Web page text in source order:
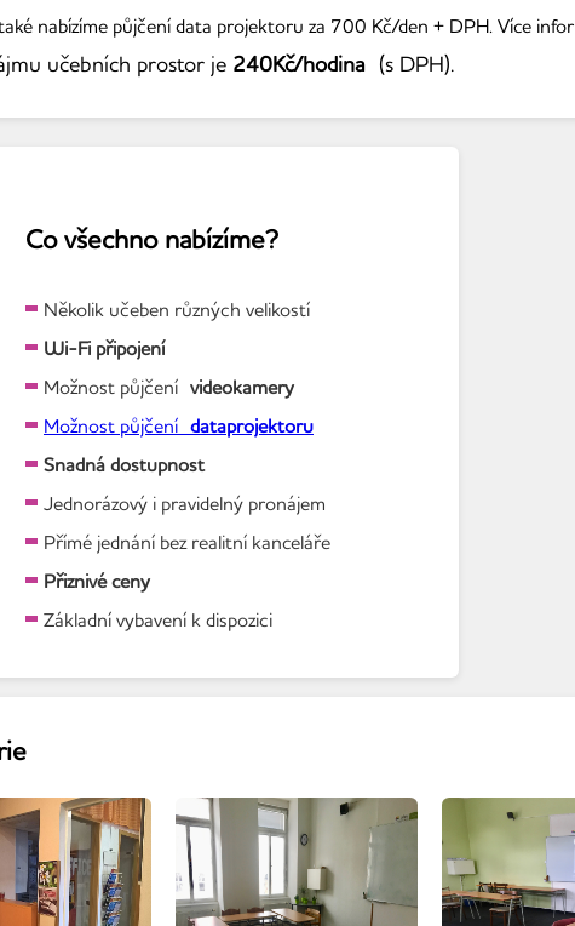
nabízíme půjčení data projektoru za 700 Kč/den + DPH. Více
učebních prostor je 240Kč/hodina (s DPH).
Co všechno nabízíme?
Několik učeben různých velikostí
Wi-Fi připojení
Možnost půjčení videokamery
Možnost půjčení dataprojektoru
Snadná dostupnost
Jednorázový i pravidelný pronájem
Přímé jednání bez realitní kanceláře
Přiznivé ceny
Základní vybavení k dispozici